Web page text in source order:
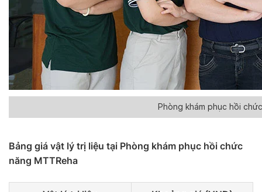
Phòng khám phục hồi
Bảng giá vật lý trị liệu tại Phòng khám phục hồi chức
năng MTTReha